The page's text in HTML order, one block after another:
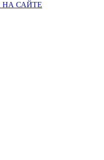
САЙТЕ